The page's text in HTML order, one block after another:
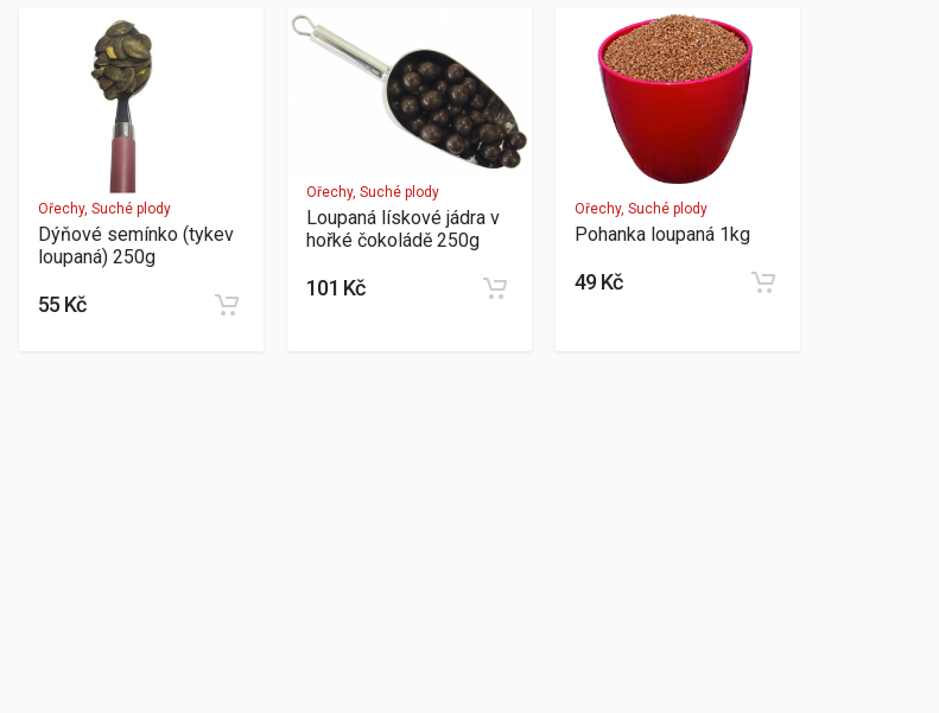
Ořechy, Suché plody
Dýňové semínko (tykev
loupaná) 250g
55 Kč
Ořechy, Suché plody
Loupaná lískové jádra v
hořké čokoládě 250g
101 Kč
Ořechy, Suché plody
Pohanka loupaná 1kg
49 Kč